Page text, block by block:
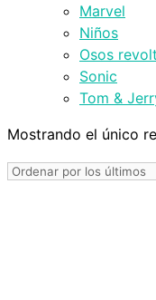
Marvel
Niños
Osos
Sonic
Tom &
Mostrando el único